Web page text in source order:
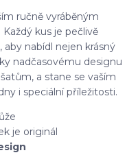
ručně vyráběným
kus je pečlivě
nabídl nejen krásný
nadčasovému designu
a stane se vaším
i speciální příležitosti.
je originál